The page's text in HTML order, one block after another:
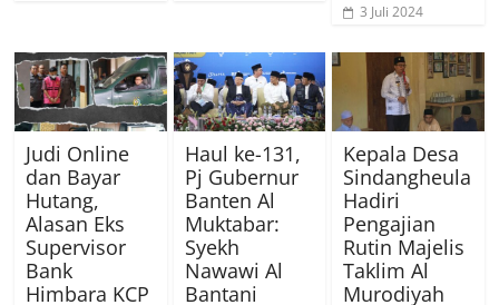
3 Juli 2024
Judi Online
dan Bayar
Hutang,
Alasan Eks
Supervisor
Bank
Himbara KCP
Haul ke-131,
Pj Gubernur
Banten Al
Muktabar:
Syekh
Nawawi Al
Bantani
Kepala Desa
Sindangheula
Hadiri
Pengajian
Rutin Majelis
Taklim Al
Murodiyah